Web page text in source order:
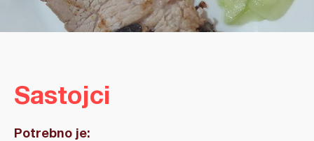
Sastojci
Potrebno je: